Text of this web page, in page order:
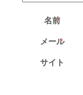
名前
*
メール
*
サイト